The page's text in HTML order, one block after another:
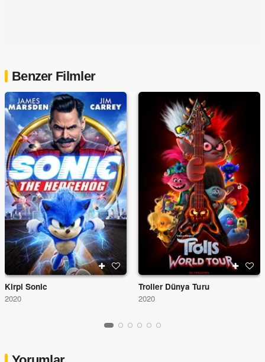
Benzer Filmler
Kirpi Sonic
2020
Troller Dünya Turu
2020